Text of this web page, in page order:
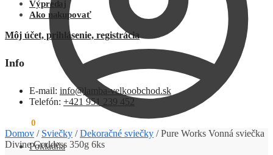
Pokladňa
Výpredaj
Ako nakupovať
Môj účet, prihlásenie, registrácia
Info
E-mail: info@lamba-velkoobchod.sk
Telefón: +421 951 239 452
0
Domov / Sviečky /Dekoračné sviečky /Pure Works Vonná sviečka
Divine Goddess 350g 6ks